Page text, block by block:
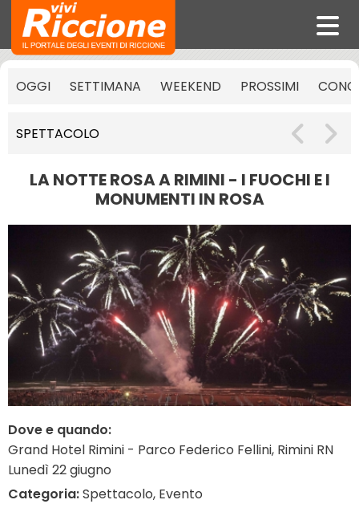
OGGI SETTIMANA WEEKEND PROSSIMI
SPETTACOLO
LA NOTTE ROSA A RIMINI - I FUOCHI E I
MONUMENTI IN ROSA
Dove e quando:
Grand Hotel Rimini - Parco Federico Fellini, Rimini RN
Lunedì 22 giugno
Categoria:Spettacolo, Evento